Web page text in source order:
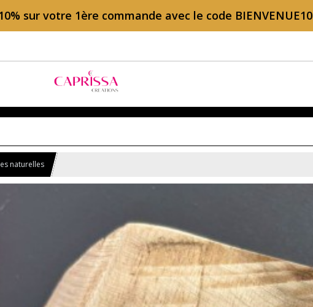
sur votre 1ère commande avec le code BIENVENUE10
naturelles